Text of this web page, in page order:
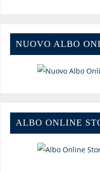
NUOVO ALBO
ALBO ONLINE